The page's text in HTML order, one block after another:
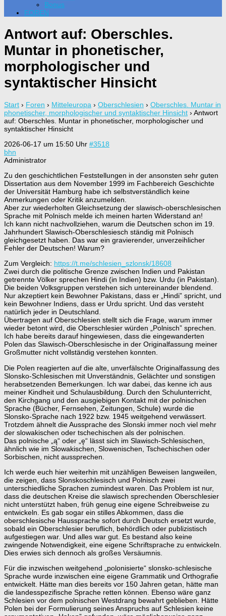
Bonus
FOREN
Antwort auf: Oberschles.
Muntar in phonetischer,
morphologischer und
syntaktischer Hinsicht
Start › Foren › Mitteleuropa › Oberschlesien › Oberschles. Muntar in
phonetischer, morphologischer und syntaktischer Hinsicht › Antwort
auf: Oberschles. Muntar in phonetischer, morphologischer und
syntaktischer Hinsicht
2026-06-17 um 15:50 Uhr #3518
bhn
Administrator
Zu den geschichtlichen Feststellungen in der ansonsten sehr guten
Dissertation aus dem November 1999 im Fachbereich Geschichte
der Universität Hamburg habe ich selbstverständlich keine
Anmerkungen oder Kritik anzumelden.
Aber zur wiederholten Gleichsetzung der slawisch-oberschlesischen
Sprache mit Polnisch melde ich meinen harten Widerstand an!
Ich kann nicht nachvollziehen, warum die Deutschen schon im 19.
Jahrhundert Slawisch-Oberschlesiesch ständig mit Polnisch
gleichgesetzt haben. Das war ein gravierender, unverzeihlicher
Fehler der Deutschen! Warum?
Zum Vergleich: https://t.me/schlesien_szlonsk/18608
Zwei durch die politische Grenze zwischen Indien und Pakistan
getrennte Völker sprechen Hindi (in Indien) bzw. Urdu (in Pakistan).
Die beiden Volksgruppen verstehen sich untereinander blendend.
Nur akzeptiert kein Bewohner Pakistans, dass er „Hindi” spricht, und
kein Bewohner Indiens, dass er Urdu spricht. Und das versteht
natürlich jeder in Deutschland.
Übertragen auf Oberschlesien stellt sich die Frage, warum immer
wieder betont wird, die Oberschlesier würden „Polnisch” sprechen.
Ich habe bereits darauf hingewiesen, dass die eingewanderten
Polen das Slawisch-Oberschlesische in der Originalfassung meiner
Großmutter nicht vollständig verstehen konnten.
Die Polen reagierten auf die alte, unverfälschte Originalfassung des
Slonsko-Schlesischen mit Unverständnis, Gelächter und sonstigen
herabsetzenden Bemerkungen. Ich war dabei, das kenne ich aus
meiner Kindheit und Schulausbildung. Durch den Schulunterricht,
den Kirchgang und den ausgiebigen Kontakt mit der polnischen
Sprache (Bücher, Fernsehen, Zeitungen, Schule) wurde die
Slonsko-Sprache nach 1922 bzw. 1945 weitgehend verwässert.
Trotzdem ähnelt die Aussprache des Slonski immer noch viel mehr
der slowakischen oder tschechischen als der polnischen.
Das polnische „ą“ oder „ę“ lässt sich im Slawisch-Schlesischen,
ähnlich wie im Slowakischen, Slowenischen, Tschechischen oder
Sorbischen, nicht aussprechen.
Ich werde euch hier weiterhin mit unzähligen Beweisen langweilen,
die zeigen, dass Slonskoschlesisch und Polnisch zwei
unterschiedliche Sprachen zumindest waren. Das Problem ist nur,
dass die deutschen Kreise die slawisch sprechenden Oberschlesier
nicht unterstützt haben, früh genug eine eigene Schreibweise zu
entwickeln. Es gab sogar ein stilles Abkommen, dass die
oberschlesische Haussprache sofort durch Deutsch ersetzt wurde,
sobald ein Oberschlesier beruflich, behördlich oder publizistisch
aufgestiegen war. Und alles war gut. Es bestand also keine
zwingende Notwendigkeit, eine eigene Schriftsprache zu entwickeln.
Dies erwies sich dennoch als großes Versäumnis.
Für die inzwischen weitgehend „polonisierte“ slonsko-schlesische
Sprache wurde inzwischen eine eigene Grammatik und Orthografie
entwickelt. Hätte man dies bereits vor 150 Jahren getan, hätte man
die landesspezifische Sprache retten können. Ebenso wäre ganz
Schlesien vor dem polnischen Westdrang bewahrt geblieben. Hätte
Polen bei der Formulierung seines Anspruchs auf Schlesien keine